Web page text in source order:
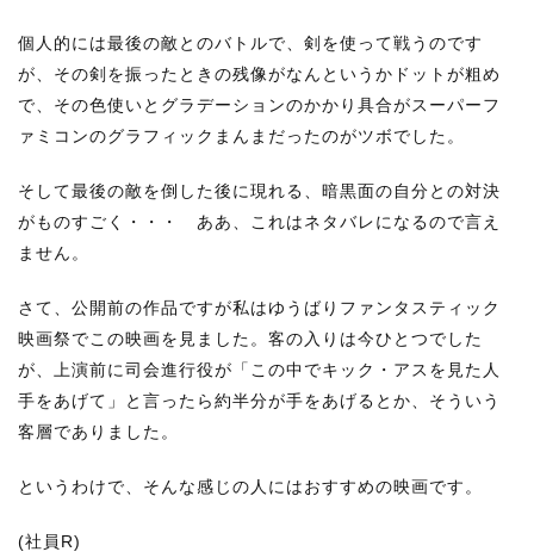
個人的には最後の敵とのバトルで、剣を使って戦うのです
が、その剣を振ったときの残像がなんというかドットが粗め
で、その色使いとグラデーションのかかり具合がスーパーフ
ァミコンのグラフィックまんまだったのがツボでした。
そして最後の敵を倒した後に現れる、暗黒面の自分との対決
がものすごく・・・ ああ、これはネタバレになるので言え
ません。
さて、公開前の作品ですが私はゆうばりファンタスティック
映画祭でこの映画を見ました。客の入りは今ひとつでした
が、上演前に司会進行役が「この中でキック・アスを見た人
手をあげて」と言ったら約半分が手をあげるとか、そういう
客層でありました。
というわけで、そんな感じの人にはおすすめの映画です。
(社員R)